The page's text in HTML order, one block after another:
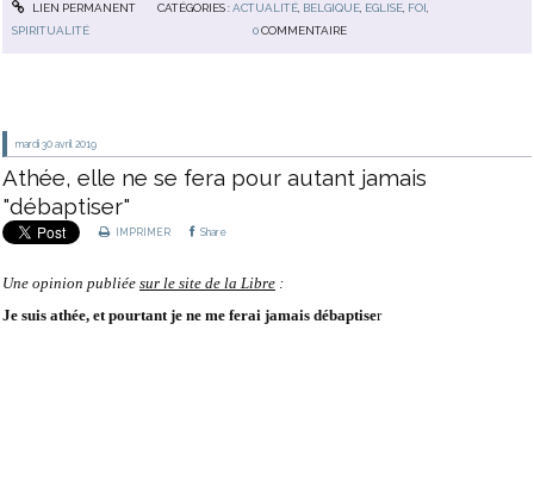
LIEN PERMANENT CATÉGORIES :ACTUALITÉ, BELGIQUE, EGLISE, FOI
SPIRITUALITÉ
0 COMMENTAIRE
mardi 30 avril 2019
Athée, elle ne se fera pour autant jamais
"débaptiser"
IMPRIMER Share
Une opinion publiée sur le site de la Libre :
Je suis athée, et pourtant je ne me ferai jamais débaptiser